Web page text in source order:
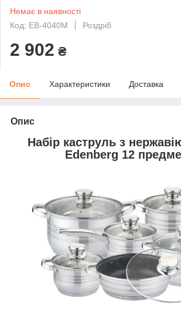
Немає в наявності
Код: EB-4040M
Роздріб
2 902 ₴
Опис Характеристики Доставка
Опис
Набір каструль з
Edenberg 12